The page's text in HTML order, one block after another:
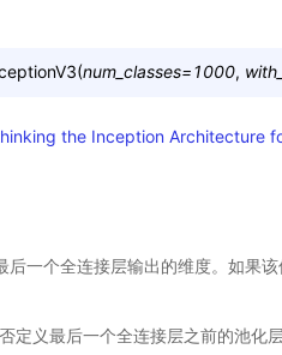
(num_classes=1000,
the Inception Architecture
后一个全连接层输出的维度。如果
定义最后一个全连接层之前的池化